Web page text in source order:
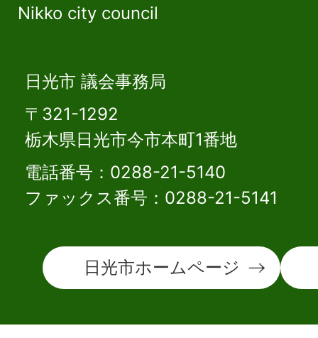
Nikko city council
日光市 議会事務局
〒321-1292
栃木県日光市今市本町1番地
電話番号：0288-21-5140
ファックス番号：0288-21-5141
日光市ホームページ